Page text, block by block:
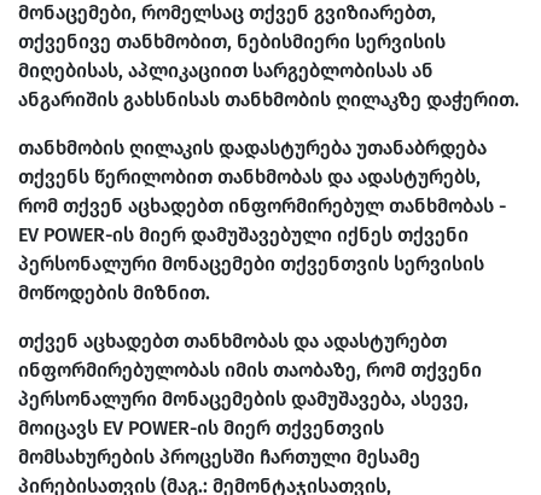
მონაცემები, რომელსაც თქვენ გვიზიარებთ,
თქვენივე თანხმობით, ნებისმიერი სერვისის
მიღებისას, აპლიკაციით სარგებლობისას ან
ანგარიშის გახსნისას თანხმობის ღილაკზე დაჭერით.
თანხმობის ღილაკის დადასტურება უთანაბრდება
თქვენს წერილობით თანხმობას და ადასტურებს,
რომ თქვენ აცხადებთ ინფორმირებულ თანხმობას -
EV POWER-ის მიერ დამუშავებული იქნეს თქვენი
პერსონალური მონაცემები თქვენთვის სერვისის
მოწოდების მიზნით.
თქვენ აცხადებთ თანხმობას და ადასტურებთ
ინფორმირებულობას იმის თაობაზე, რომ თქვენი
პერსონალური მონაცემების დამუშავება, ასევე,
მოიცავს EV POWER-ის მიერ თქვენთვის
მომსახურების პროცესში ჩართული მესამე
პირებისათვის (მაგ.: მემონტაჯისათვის,